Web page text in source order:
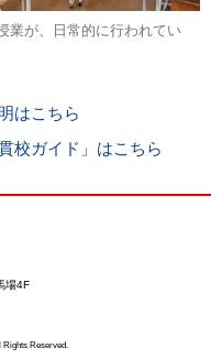
業が、日常的に行われてい
はこちら
校ガイド」はこちら
場4F
Rights Reserved.